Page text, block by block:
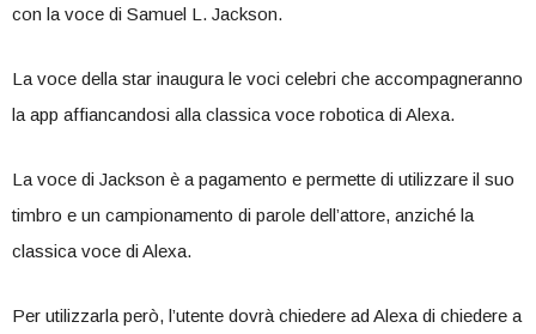
con la voce di Samuel L. Jackson.
La voce della star inaugura le voci celebri che accompagneranno
la app affiancandosi alla classica voce robotica di Alexa.
La voce di Jackson è a pagamento e permette di utilizzare il suo
timbro e un campionamento di parole dell’attore, anziché la
classica voce di Alexa.
Per utilizzarla però, l’utente dovrà chiedere ad Alexa di chiedere a